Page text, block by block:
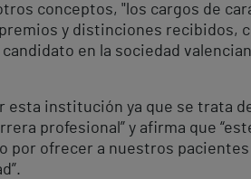
conceptos, "los cargos de
y distinciones recibidos,
en la sociedad
esta institución ya que se trata
profesional” y afirma que
por ofrecer a nuestros pacientes